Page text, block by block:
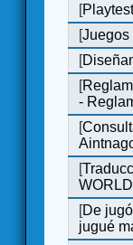
[
[Juegos
[
[
-
[
[
[De
jugué